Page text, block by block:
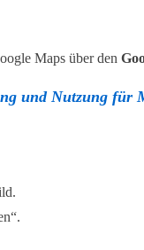
Maps über den
und Nutzung für